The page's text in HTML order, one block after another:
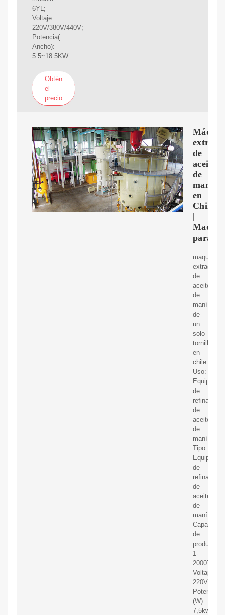
6YL;
Voltaje:
220V/380V/440V;
Potencia(
Ancho):
5.5~18.5KW
Obtén
el
precio
de
aceite
de
maní
en
Chile
|
para
maquina
extractora
de
aceite
de
maní
de
un
solo
tornillo
en
chile.
Uso:
Equipo
de
refinación
de
aceite
de
maní;
Tipo:
Equipo
de
refinación
de
aceite
de
maní;
Capacidad
de
1-
2000TPD;
Voltaje:
220V/
Potencia
(W):
7,5kw;